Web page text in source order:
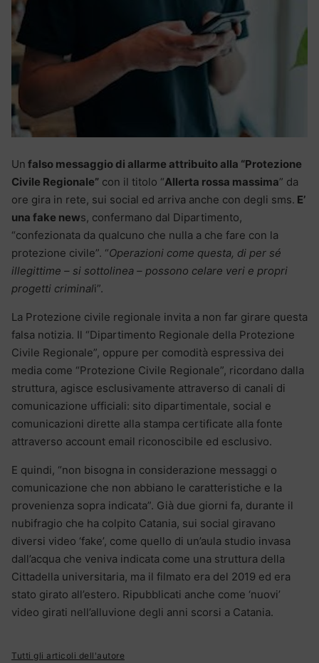
Un falso messaggio di allarme attribuito alla “Protezione
Civile Regionale” con il titolo “Allerta rossa massima” da
ore gira in rete, sui social ed arriva anche con degli sms. E’
una fake news, confermano dal Dipartimento,
“confezionata da qualcuno che nulla a che fare con la
protezione civile”. “Operazioni come questa, di per sé
illegittime – si sottolinea – possono celare veri e propri
progetti criminali”.
La Protezione civile regionale invita a non far girare questa
falsa notizia. Il “Dipartimento Regionale della Protezione
Civile Regionale”, oppure per comodità espressiva dei
media come “Protezione Civile Regionale”, ricordano dalla
struttura, agisce esclusivamente attraverso di canali di
comunicazione ufficiali: sito dipartimentale, social e
comunicazioni dirette alla stampa certificate alla fonte
attraverso account email riconoscibile ed esclusivo.
E quindi, “non bisogna in considerazione messaggi o
comunicazione che non abbiano le caratteristiche e la
provenienza sopra indicata”. Già due giorni fa, durante il
nubifragio che ha colpito Catania, sui social giravano
diversi video ‘fake’, come quello di un’aula studio invasa
dall’acqua che veniva indicata come una struttura della
Cittadella universitaria, ma il filmato era del 2019 ed era
stato girato all’estero. Ripubblicati anche come ‘nuovi’
video girati nell’alluvione degli anni scorsi a Catania.
Tutti gli articoli dell'autore